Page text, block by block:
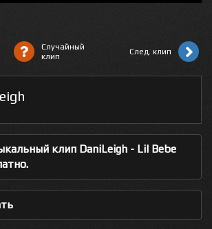
Случайный
клип
След. клип
клип DaniLeigh - Lil Bebe